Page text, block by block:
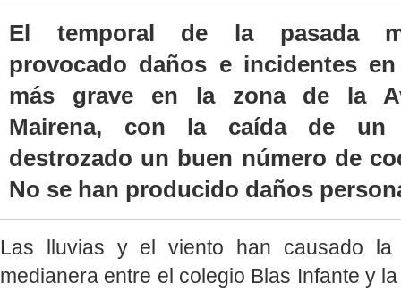
El temporal de la pasada
provocado daños e incidentes
más grave en la zona de la
Mairena, con la caída de
destrozado un buen número de
No se han producido daños
Las lluvias y el viento han causado
medianera entre el colegio Blas Infante y